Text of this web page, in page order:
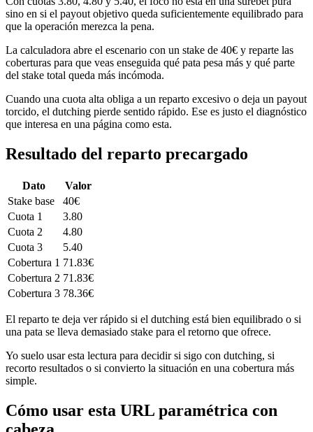
sino en si el payout objetivo queda suficientemente equilibrado para
que la operación merezca la pena.
La calculadora abre el escenario con un stake de 40€ y reparte las
coberturas para que veas enseguida qué pata pesa más y qué parte
del stake total queda más incómoda.
Cuando una cuota alta obliga a un reparto excesivo o deja un payout
torcido, el dutching pierde sentido rápido. Ese es justo el diagnóstico
que interesa en una página como esta.
Resultado del reparto precargado
Dato
Valor
Stake base
40€
Cuota 1
3.80
Cuota 2
4.80
Cuota 3
5.40
Cobertura 1 71.83€
Cobertura 2 71.83€
Cobertura 3 78.36€
El reparto te deja ver rápido si el dutching está bien equilibrado o si
una pata se lleva demasiado stake para el retorno que ofrece.
Yo suelo usar esta lectura para decidir si sigo con dutching, si
recorto resultados o si convierto la situación en una cobertura más
simple.
Cómo usar esta URL paramétrica con